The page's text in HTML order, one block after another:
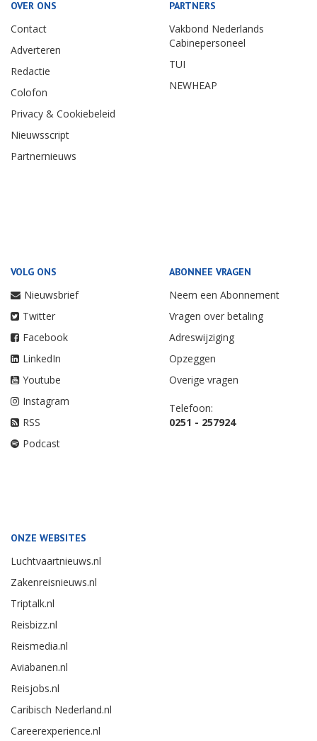
OVER ONS
Contact
Adverteren
Redactie
Colofon
Privacy & Cookiebeleid
Nieuwsscript
Partnernieuws
PARTNERS
Vakbond Nederlands
Cabinepersoneel
TUI
NEWHEAP
VOLG ONS
Nieuwsbrief
Twitter
Facebook
LinkedIn
Youtube
Instagram
RSS
Podcast
ABONNEE VRAGEN
Neem een Abonnement
Vragen over betaling
Adreswijziging
Opzeggen
Overige vragen
Telefoon:
0251 - 257924
ONZE WEBSITES
Luchtvaartnieuws.nl
Zakenreisnieuws.nl
Triptalk.nl
Reisbizz.nl
Reismedia.nl
Aviabanen.nl
Reisjobs.nl
Caribisch Nederland.nl
Careerexperience.nl